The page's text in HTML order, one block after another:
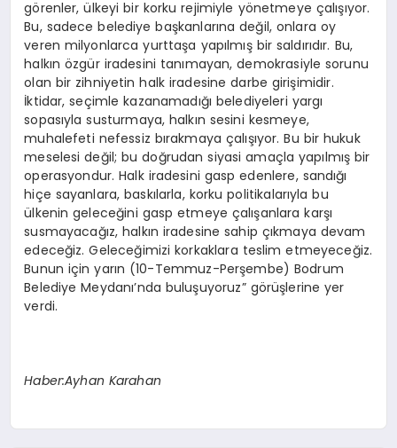
görenler, ülkeyi bir korku rejimiyle yönetmeye çalışıyor.
Bu, sadece belediye başkanlarına değil, onlara oy
veren milyonlarca yurttaşa yapılmış bir saldırıdır. Bu,
halkın özgür iradesini tanımayan, demokrasiyle sorunu
olan bir zihniyetin halk iradesine darbe girişimidir.
İktidar, seçimle kazanamadığı belediyeleri yargı
sopasıyla susturmaya, halkın sesini kesmeye,
muhalefeti nefessiz bırakmaya çalışıyor. Bu bir hukuk
meselesi değil; bu doğrudan siyasi amaçla yapılmış bir
operasyondur. Halk iradesini gasp edenlere, sandığı
hiçe sayanlara, baskılarla, korku politikalarıyla bu
ülkenin geleceğini gasp etmeye çalışanlara karşı
susmayacağız, halkın iradesine sahip çıkmaya devam
edeceğiz. Geleceğimizi korkaklara teslim etmeyeceğiz.
Bunun için yarın (10-Temmuz-Perşembe) Bodrum
Belediye Meydanı’nda buluşuyoruz” görüşlerine yer
verdi.
Haber:Ayhan Karahan